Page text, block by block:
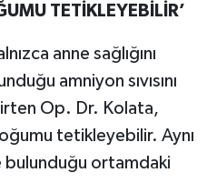
TETİKLEYEBİLİR’
anne sağlığını
amniyon sıvısını
Op. Dr. Kolata,
tetikleyebilir. Aynı
bulunduğu ortamdaki